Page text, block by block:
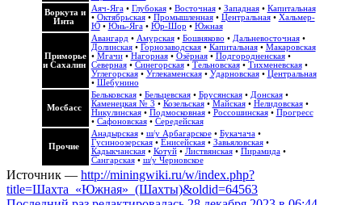
Воркута и
Инта
Аяч-Яга• Глубокая• Восточная• Западная• Капитальная
• Октябрьская• Промышленная• Центральная• Хальмер-
Ю• Юнь-Яга• Юр-Шор • Южная
Приморье
и Сахалин
Авангард • Амурская• Бошняково • Дальневосточная•
Долинская• Горнозаводская• Капитальная• Макаровская
• Мгачи• Нагорная• Озёрная• Подгородненская•
Северная• Синегорская• Тельновская• Тихменевская•
Углегорская• Углекаменская• Ударновская• Центральная
• Шебунино
Мосбасс
Бельковская• Бельцевская• Брусянская• Донская•
Каменецкая № 3 • Козельская• Майская• Нелидовская•
Никулинская• Подмосковная• Россошинская• Прогресс
• Сафоновская• Середейская
Прочие
Анадырская• ш/у Арбагарское• Букачача•
Гусиноозерская• Енисейская• Завьяловская•
Кадыкчанская• Котуй• Листвянская• Пирамида•
Сангарская• ш/у Черновское
Источник — http://miningwiki.ru/w/index.php?
title=Шахта_«Южная»_(Шахты)&oldid=64563